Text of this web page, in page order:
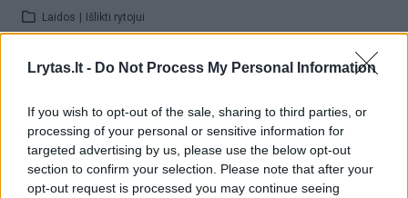
Lrytas.lt - Do Not Process My Personal Information
If you wish to opt-out of the sale, sharing to third parties, or
processing of your personal or sensitive information for
targeted advertising by us, please use the below opt-out
section to confirm your selection. Please note that after your
opt-out request is processed you may continue seeing
Laidos Išlikti rytojui
Visi įrašai
Žiūrimiausi įrašai